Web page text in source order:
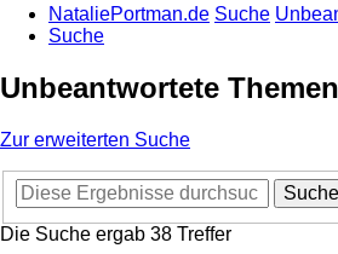
NataliePortman.de Suche
Suche
Unbeantwortete Themen
Zur erweiterten Suche
Suche
Die Suche ergab 38 Treffer